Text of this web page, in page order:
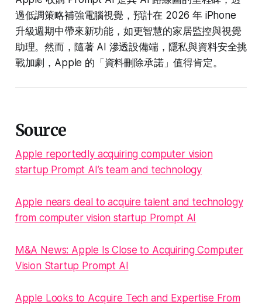
過低調策略補強電腦視覺，預計在 2026 年 iPhone
升級週期中帶來新功能，如更智慧的家居監控與視覺
助理。然而，隨著 AI 滲透設備端，隱私與資料安全挑
戰加劇，Apple 的「資料刪除承諾」值得肯定。
Source
Apple reportedly acquiring computer vision
startup Prompt AI’s team and technology
Apple nears deal to acquire talent and technology
from computer vision startup Prompt AI
M&A News: Apple Is Close to Acquiring Computer
Vision Startup Prompt AI
Apple Looks to Acquire Tech and Expertise From